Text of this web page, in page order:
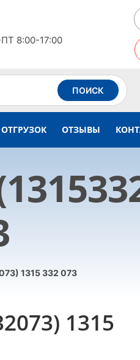
8:00-17:00
ПОИСК
ОТЗЫВЫ
1315 332 073
1315